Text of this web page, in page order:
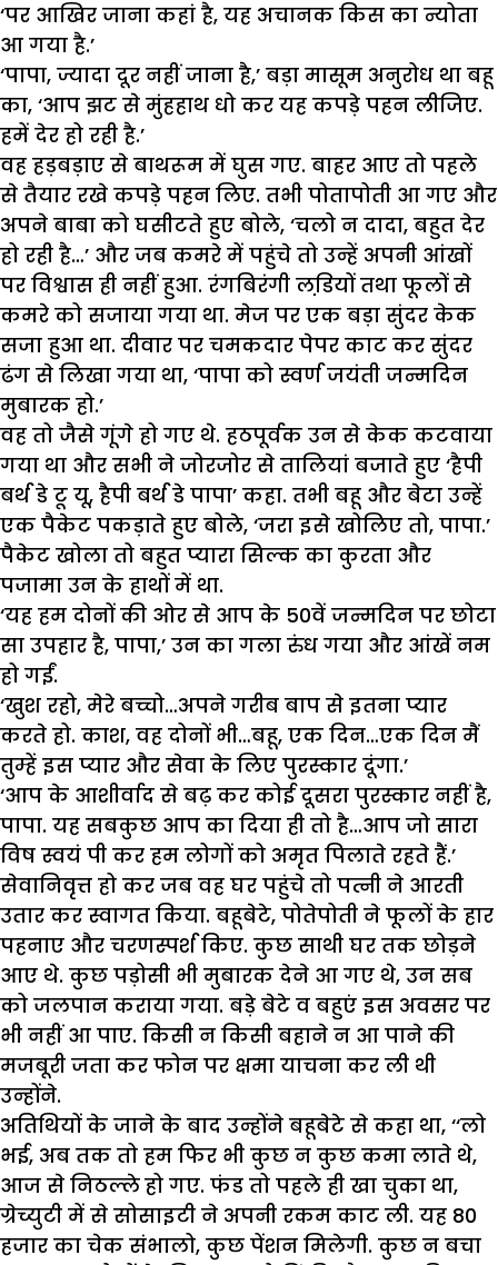
‘पर आखिर जाना कहां है, यह अचानक किस का न्योता
आ गया है.’
‘पापा, ज्यादा दूर नहीं जाना है,’ बड़ा मासूम अनुरोध था बहू
का, ‘आप झट से मुंहहाथ धो कर यह कपड़े पहन लीजिए.
हमें देर हो रही है.’
वह हड़बड़ाए से बाथरूम में घुस गए. बाहर आए तो पहले
से तैयार रखे कपड़े पहन लिए. तभी पोतापोती आ गए और
अपने बाबा को घसीटते हुए बोले, ‘चलो न दादा, बहुत देर
हो रही है…’ और जब कमरे में पहुंचे तो उन्हें अपनी आंखों
पर विश्वास ही नहीं हुआ. रंगबिरंगी लडि़यों तथा फूलों से
कमरे को सजाया गया था. मेज पर एक बड़ा सुंदर केक
सजा हुआ था. दीवार पर चमकदार पेपर काट कर सुंदर
ढंग से लिखा गया था, ‘पापा को स्वर्ण जयंती जन्मदिन
मुबारक हो.’
वह तो जैसे गूंगे हो गए थे. हठपूर्वक उन से केक कटवाया
गया था और सभी ने जोरजोर से तालियां बजाते हुए ‘हैपी
बर्थ डे टू यू, हैपी बर्थ डे पापा’ कहा. तभी बहू और बेटा उन्हें
एक पैकेट पकड़ाते हुए बोले, ‘जरा इसे खोलिए तो, पापा.’
पैकेट खोला तो बहुत प्यारा सिल्क का कुरता और
पजामा उन के हाथों में था.
‘यह हम दोनों की ओर से आप के 50वें जन्मदिन पर छोटा
सा उपहार है, पापा,’ उन का गला रुंध गया और आंखें नम
हो गईं.
‘खुश रहो, मेरे बच्चो…अपने गरीब बाप से इतना प्यार
करते हो. काश, वह दोनों भी…बहू, एक दिन…एक दिन मैं
तुम्हें इस प्यार और सेवा के लिए पुरस्कार दूंगा.’
‘आप के आशीर्वाद से बढ़ कर कोई दूसरा पुरस्कार नहीं है,
पापा. यह सबकुछ आप का दिया ही तो है…आप जो सारा
विष स्वयं पी कर हम लोगों को अमृत पिलाते रहते हैं.’
सेवानिवृत्त हो कर जब वह घर पहुंचे तो पत्नी ने आरती
उतार कर स्वागत किया. बहूबेटे, पोतेपोती ने फूलों के हार
पहनाए और चरणस्पर्श किए. कुछ साथी घर तक छोड़ने
आए थे. कुछ पड़ोसी भी मुबारक देने आ गए थे, उन सब
को जलपान कराया गया. बड़े बेटे व बहुएं इस अवसर पर
भी नहीं आ पाए. किसी न किसी बहाने न आ पाने की
मजबूरी जता कर फोन पर क्षमा याचना कर ली थी
उन्होंने.
अतिथियों के जाने के बाद उन्होंने बहूबेटे से कहा था, ‘‘लो
भई, अब तक तो हम फिर भी कुछ न कुछ कमा लाते थे,
आज से निठल्ले हो गए. फंड तो पहले ही खा चुका था,
ग्रेच्युटी में से सोसाइटी ने अपनी रकम काट ली. यह 80
हजार का चेक संभालो, कुछ पेंशन मिलेगी. कुछ न बचा